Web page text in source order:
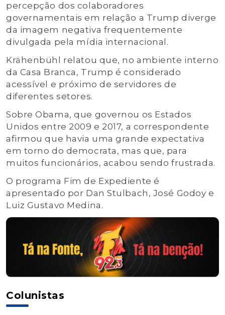
percepção dos colaboradores
governamentais em relação a Trump diverge
da imagem negativa frequentemente
divulgada pela mídia internacional.
Krähenbühl relatou que, no ambiente interno
da Casa Branca, Trump é considerado
acessível e próximo de servidores de
diferentes setores.
Sobre Obama, que governou os Estados
Unidos entre 2009 e 2017, a correspondente
afirmou que havia uma grande expectativa
em torno do democrata, mas que, para
muitos funcionários, acabou sendo frustrada.
O programa Fim de Expediente é
apresentado por Dan Stulbach, José Godoy e
Luiz Gustavo Medina.
Colunistas